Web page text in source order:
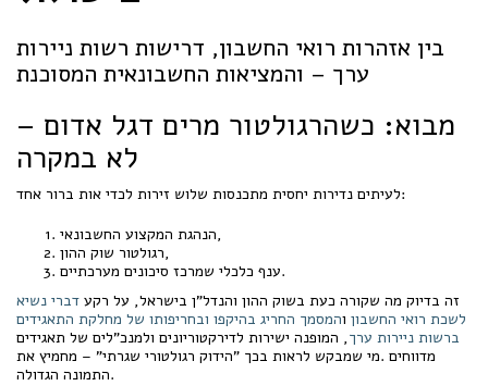
בין אזהרות רואי החשבון, דרישות רשות ניירות
ערך – והמציאות החשבונאית המסוכנת
מבוא: כשהרגולטור מרים דגל אדום –
לא במקרה
לעיתים נדירות יחסית מתכנסות שלוש זירות לכדי אות ברור אחד:
הנהגת המקצוע החשבונאי,
רגולטור שוק ההון,
ענף כלכלי שמרכז סיכונים מערכתיים.
זה בדיוק מה שקורה כעת בשוק ההון והנדל"ן בישראל, על רקע דברי נשיא
לשכת רואי החשבון והמסמך החריג בהיקפו ובחריפותו של מחלקת התאגידים
ברשות ניירות ערך, המופנה ישירות לדירקטוריונים ולמנכ"לים של תאגידים
מדווחים .מי שמבקש לראות בכך "הידוק רגולטורי שגרתי" – מחמיץ את
התמונה הגדולה.